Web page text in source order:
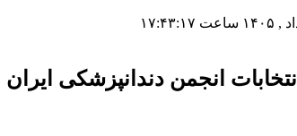
انتخابات انجمن دندانپزشکی ایران